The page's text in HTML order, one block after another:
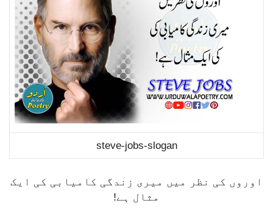
steve-jobs-slogan
اوروں کی نظر میں میری زندگی کامیابی کی ایک
مثال ہے!